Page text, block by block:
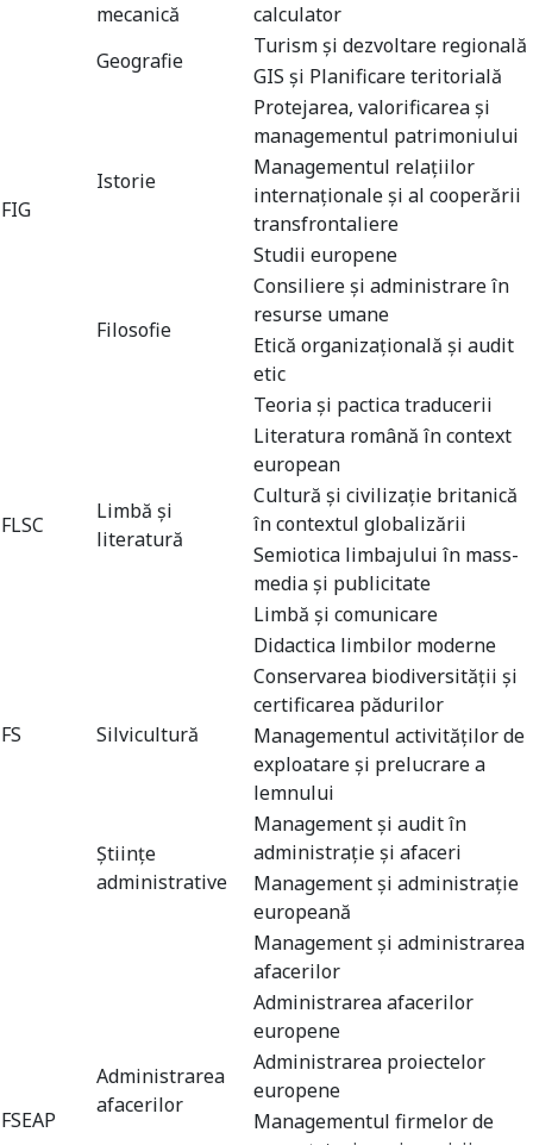
mecanică
calculator
FIG
Geografie
Turism şi dezvoltare regională
GIS şi Planificare teritorială
Istorie
Protejarea, valorificarea şi
managementul patrimoniului
Managementul relaţiilor
internaţionale şi al cooperării
transfrontaliere
Studii europene
Filosofie
Consiliere şi administrare în
resurse umane
Etică organizaţională şi audit
etic
FLSC
Limbă și
literatură
Teoria şi pactica traducerii
Literatura română în context
european
Cultură şi civilizaţie britanică
în contextul globalizării
Semiotica limbajului în mass-
media şi publicitate
Limbă şi comunicare
Didactica limbilor moderne
FS Silvicultură
Conservarea biodiversităţii şi
certificarea pădurilor
Managementul activităţilor de
exploatare şi prelucrare a
lemnului
FSEAP
Ştiinţe
administrative
Management şi audit în
administrație și afaceri
Management și administrație
europeană
Administrarea
afacerilor
Management şi administrarea
afacerilor
Administrarea afacerilor
europene
Administrarea proiectelor
europene
Managementul firmelor de